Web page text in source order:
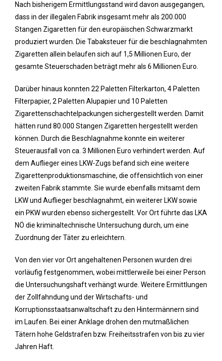
Nach bisherigem Ermittlungsstand wird davon ausgegangen,
dass in der illegalen Fabrik insgesamt mehr als 200.000
Stangen Zigaretten für den europäischen Schwarzmarkt
produziert wurden. Die Tabaksteuer für die beschlagnahmten
Zigaretten allein belaufen sich auf 1,5 Millionen Euro, der
gesamte Steuerschaden beträgt mehr als 6 Millionen Euro.
Darüber hinaus konnten 22 Paletten Filterkarton, 4 Paletten
Filterpapier, 2 Paletten Alupapier und 10 Paletten
Zigarettenschachtelpackungen sichergestellt werden. Damit
hätten rund 80.000 Stangen Zigaretten hergestellt werden
können. Durch die Beschlagnahme konnte ein weiterer
Steuerausfall von ca. 3 Millionen Euro verhindert werden. Auf
dem Auflieger eines LKW-Zugs befand sich eine weitere
Zigarettenproduktionsmaschine, die offensichtlich von einer
zweiten Fabrik stammte. Sie wurde ebenfalls mitsamt dem
LKW und Auflieger beschlagnahmt, ein weiterer LKW sowie
ein PKW wurden ebenso sichergestellt. Vor Ort führte das LKA
NÖ die kriminaltechnische Untersuchung durch, um eine
Zuordnung der Täter zu erleichtern.
Von den vier vor Ort angehaltenen Personen wurden drei
vorläufig festgenommen, wobei mittlerweile bei einer Person
die Untersuchungshaft verhängt wurde. Weitere Ermittlungen
der Zollfahndung und der Wirtschafts- und
Korruptionsstaatsanwaltschaft zu den Hintermännern sind
im Laufen. Bei einer Anklage drohen den mutmaßlichen
Tätern hohe Geldstrafen bzw. Freiheitsstrafen von bis zu vier
Jahren Haft.